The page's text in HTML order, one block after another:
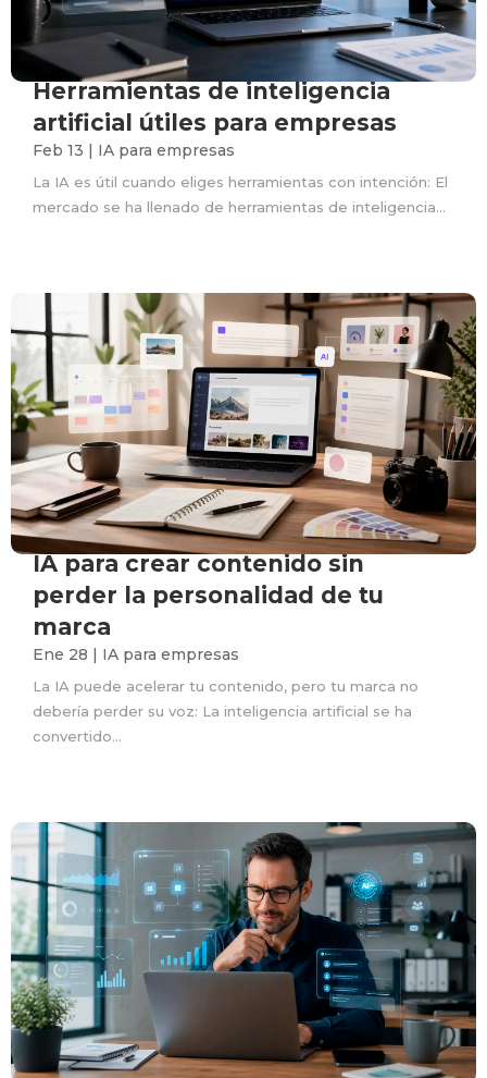
Herramientas de inteligencia
artificial útiles para empresas
Feb 13 | IA para empresas
La IA es útil cuando eliges herramientas con intención: El
mercado se ha llenado de herramientas de inteligencia...
IA para crear contenido sin
perder la personalidad de tu
marca
Ene 28 | IA para empresas
La IA puede acelerar tu contenido, pero tu marca no
debería perder su voz: La inteligencia artificial se ha
convertido...